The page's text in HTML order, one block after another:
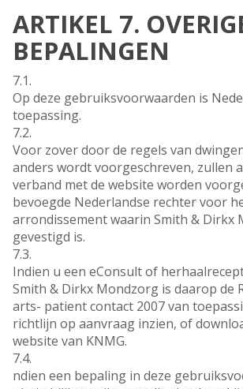
ARTIKEL 7.
BEPALINGEN
7.1.
Op deze gebruiksvoorwaarden is
toepassing.
7.2.
Voor zover door de regels van
anders wordt voorgeschreven, zullen
verband met de website worden
bevoegde Nederlandse rechter voor
arrondissement waarin Smith & Dirkx
gevestigd is.
7.3.
Indien u een eConsult of
Smith & Dirkx Mondzorg is daarop de
arts- patient contact 2007 van
richtlijn op aanvraag inzien, of
website van KNMG.
7.4.
ndien een bepaling in deze